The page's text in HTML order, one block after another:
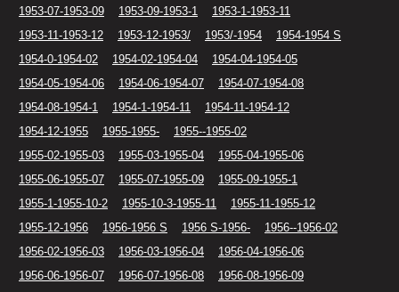
1953-07-1953-09 1953-09-1953-1
1953-1-1953-11
1953-11-1953-12
1953-12-1953/ 1953/-1954
1954-1954 S
1954-0-1954-02
1954-02-1954-04
1954-04-1954-05
1954-05-1954-06
1954-06-1954-07
1954-07-1954-08
1954-08-1954-1
1954-1-1954-11
1954-11-1954-12
1954-12-1955
1955-1955-
1955--1955-02
1955-02-1955-03
1955-03-1955-04
1955-04-1955-06
1955-06-1955-07
1955-07-1955-09
1955-09-1955-1
1955-1-1955-10-2
1955-10-3-1955-11
1955-11-1955-12
1955-12-1956
1956-1956 S 1956 S-1956-
1956--1956-02
1956-02-1956-03
1956-03-1956-04
1956-04-1956-06
1956-06-1956-07
1956-07-1956-08
1956-08-1956-09